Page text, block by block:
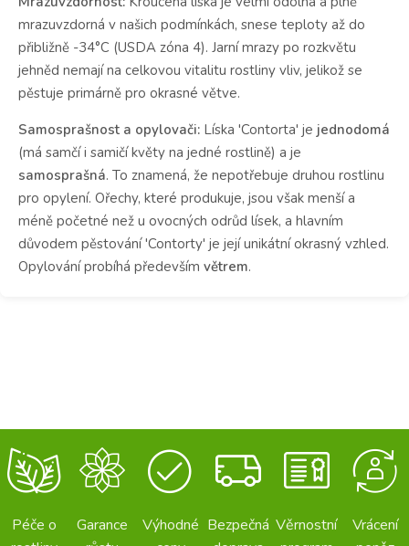
mrazuvzdorná v našich podmínkách, snese teploty až do
přibližně -34°C (USDA zóna 4). Jarní mrazy po rozkvětu
jehněd nemají na celkovou vitalitu rostliny vliv, jelikož se
pěstuje primárně pro okrasné větve.
Samosprašnost a opylovači: Líska 'Contorta' je jednodomá
(má samčí i samičí květy na jedné rostlině) a je
samosprašná. To znamená, že nepotřebuje druhou rostlinu
pro opylení. Ořechy, které produkuje, jsou však menší a
méně početné než u ovocných odrůd lísek, a hlavním
důvodem pěstování 'Contorty' je její unikátní okrasný vzhled.
Opylování probíhá především větrem.
Péče o
Garance
Výhodné Bezpečná Věrnostní
Vrácení